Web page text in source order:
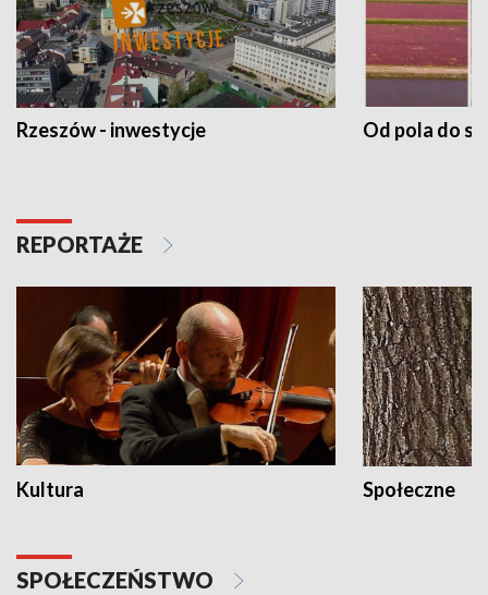
Rzeszów - inwestycje Od pola do
REPORTAŻE
Kultura Społeczne
SPOŁECZEŃSTWO